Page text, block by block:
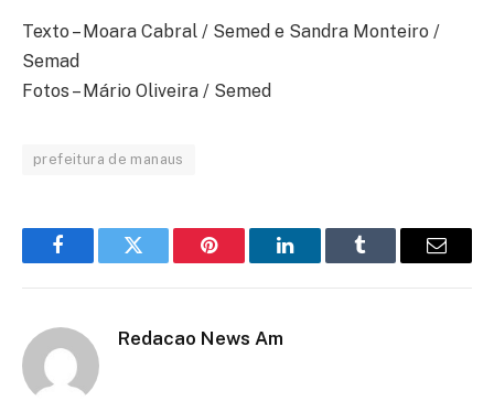
Texto – Moara Cabral / Semed e Sandra Monteiro /
Semad
Fotos – Mário Oliveira / Semed
prefeitura de manaus
FacebookTwitter Pinterest LinkedInTumblr Email
Redacao News Am